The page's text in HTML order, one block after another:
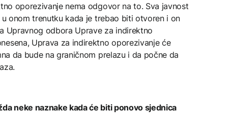
oporezivanje nema odgovor na to. Sva javnost
onom trenutku kada je trebao biti otvoren i on
Upravnog odbora Uprave za indirektno
Uprava za indirektno oporezivanje će
da bude na graničnom prelazu i da počne da
neke naznake kada će biti ponovo sjednica